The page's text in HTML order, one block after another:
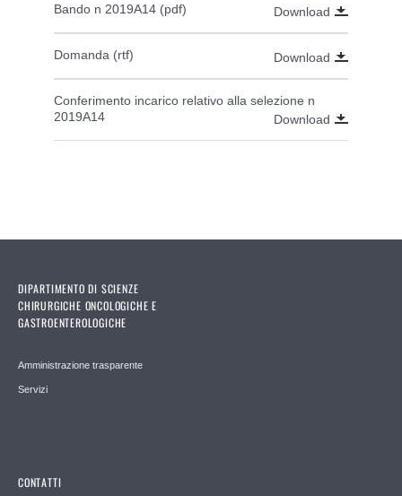
Bando n 2019A14 (pdf) Download
Domanda (rtf) Download
Conferimento incarico relativo alla selezione n
2019A14
Download
DIPARTIMENTO DI SCIENZE
CHIRURGICHE ONCOLOGICHE E
GASTROENTEROLOGICHE
Amministrazione trasparente
Servizi
CONTATTI